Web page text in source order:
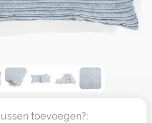
toevoegen?: